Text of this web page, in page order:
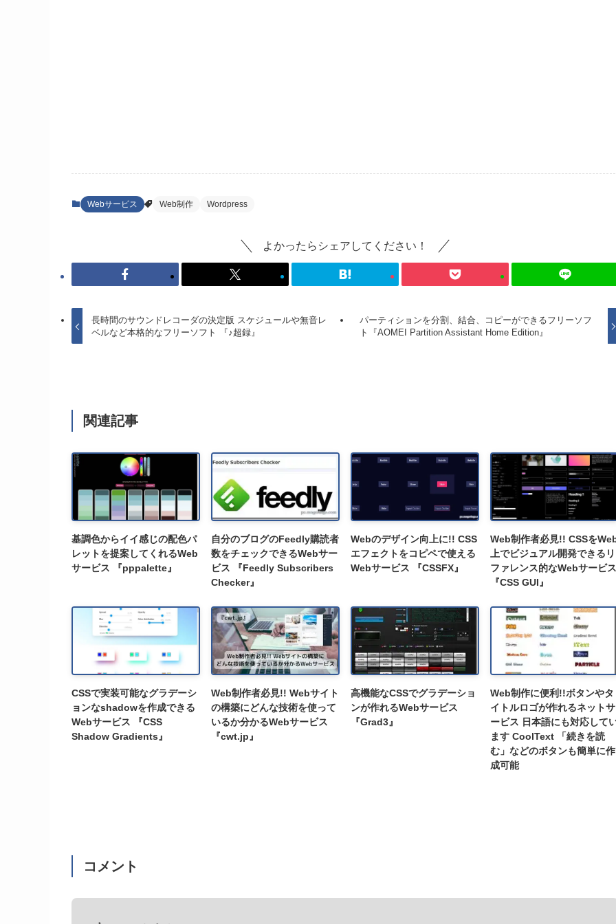
Webサービス Web制作 Wordpress
よかったらシェアしてください！
長時間のサウンドレコーダの決定版 スケジュールや無音レ
ベルなど本格的なフリーソフト 『♪超録』
パーティションを分割、結合、コピーができるフリーソフ
ト『AOMEI Partition Assistant Home Edition』
関連記事
基調色からイイ感じの配色パ
レットを提案してくれるWeb
サービス 『pppalette』
自分のブログのFeedly購読者
数をチェックできるWebサー
ビス 『Feedly Subscribers
Checker』
Webのデザイン向上に!! CSS
エフェクトをコピペで使える
Webサービス 『CSSFX』
Web制作者必見!! CSSを
上でビジュアル開発できるリ
ファレンス的なWebサービス
『CSS GUI』
CSSで実装可能なグラデーシ
ョンなshadowを作成できる
Webサービス 『CSS
Shadow Gradients』
Web制作者必見!! Webサイト
の構築にどんな技術を使って
いるか分かるWebサービス
『cwt.jp』
高機能なCSSでグラデーショ
ンが作れるWebサービス
『Grad3』
Web制作に便利!!ボタンやタ
イトルロゴが作れるネットサ
ービス 日本語にも対応して
ます CoolText 「続きを読
む」などのボタンも簡単に作
成可能
コメント